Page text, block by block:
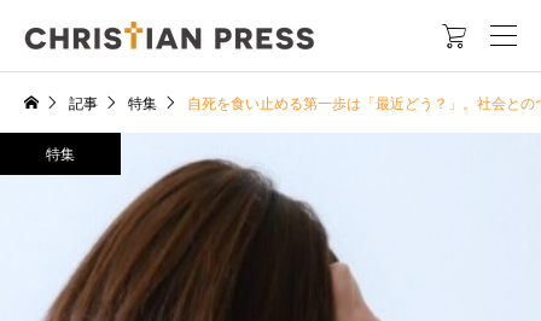

記事 特集 自死を食い止める第一歩は「最近どう？」。社会と
特集